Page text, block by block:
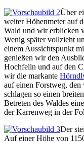
Über
weiter Höhenmeter auf
Wald und wir erblicken
Wenig später vollzieht
einem Aussichtspunkt
genießen wir den
Hochfelln und auf den
wir die markante
auf einen Forstweg,
schlagen so einen
Betreten des Waldes
der Karrenweg in der
Der
Auf einer Höhe von